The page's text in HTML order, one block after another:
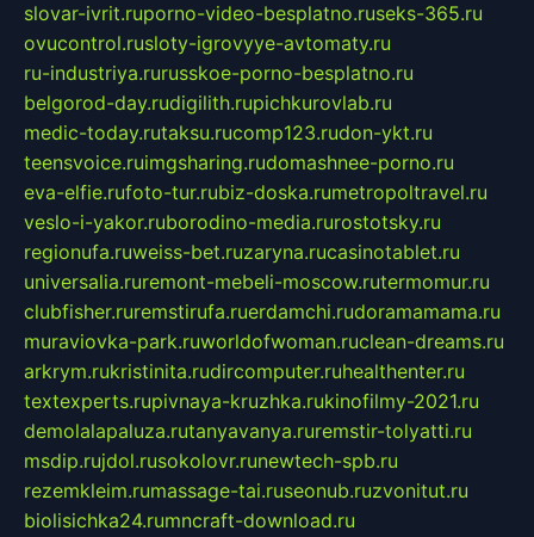
slovar-ivrit.ruporno-video-besplatno.ruseks-365.ru
ovucontrol.rusloty-igrovyye-avtomaty.ru
ru-industriya.rurusskoe-porno-besplatno.ru
belgorod-day.rudigilith.rupichkurovlab.ru
medic-today.rutaksu.rucomp123.rudon-ykt.ru
teensvoice.ruimgsharing.rudomashnee-porno.ru
eva-elfie.rufoto-tur.rubiz-doska.rumetropoltravel.ru
veslo-i-yakor.ruborodino-media.rurostotsky.ru
regionufa.ruweiss-bet.ruzaryna.rucasinotablet.ru
universalia.ruremont-mebeli-moscow.rutermomur.ru
clubfisher.ruremstirufa.ruerdamchi.rudoramamama.ru
muraviovka-park.ruworldofwoman.ruclean-dreams.ru
arkrym.rukristinita.rudircomputer.ruhealthenter.ru
textexperts.rupivnaya-kruzhka.rukinofilmy-2021.ru
demolalapaluza.rutanyavanya.ruremstir-tolyatti.ru
msdip.rujdol.rusokolovr.runewtech-spb.ru
rezemkleim.rumassage-tai.ruseonub.ruzvonitut.ru
biolisichka24.rumncraft-download.ru